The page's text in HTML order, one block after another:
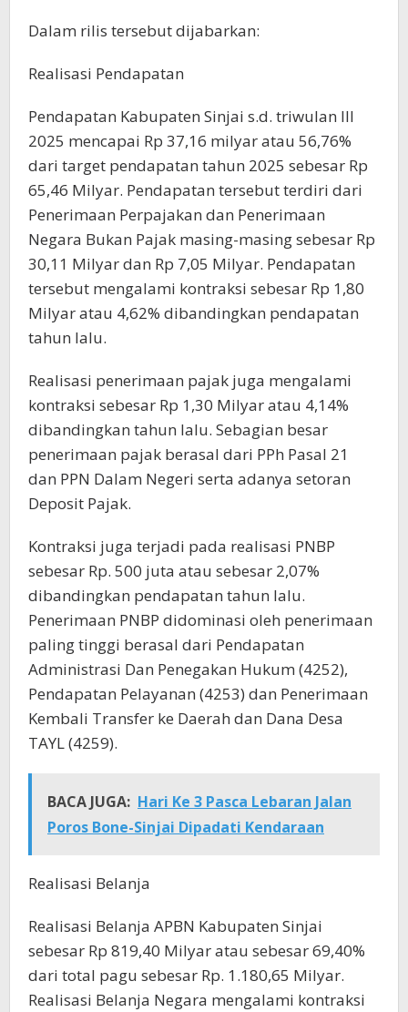
Dalam rilis tersebut dijabarkan:
Realisasi Pendapatan
Pendapatan Kabupaten Sinjai s.d. triwulan III
2025 mencapai Rp 37,16 milyar atau 56,76%
dari target pendapatan tahun 2025 sebesar Rp
65,46 Milyar. Pendapatan tersebut terdiri dari
Penerimaan Perpajakan dan Penerimaan
Negara Bukan Pajak masing-masing sebesar Rp
30,11 Milyar dan Rp 7,05 Milyar. Pendapatan
tersebut mengalami kontraksi sebesar Rp 1,80
Milyar atau 4,62% dibandingkan pendapatan
tahun lalu.
Realisasi penerimaan pajak juga mengalami
kontraksi sebesar Rp 1,30 Milyar atau 4,14%
dibandingkan tahun lalu. Sebagian besar
penerimaan pajak berasal dari PPh Pasal 21
dan PPN Dalam Negeri serta adanya setoran
Deposit Pajak.
Kontraksi juga terjadi pada realisasi PNBP
sebesar Rp. 500 juta atau sebesar 2,07%
dibandingkan pendapatan tahun lalu.
Penerimaan PNBP didominasi oleh penerimaan
paling tinggi berasal dari Pendapatan
Administrasi Dan Penegakan Hukum (4252),
Pendapatan Pelayanan (4253) dan Penerimaan
Kembali Transfer ke Daerah dan Dana Desa
TAYL (4259).
BACA JUGA: Hari Ke 3 Pasca Lebaran Jalan
Poros Bone-Sinjai Dipadati Kendaraan
Realisasi Belanja
Realisasi Belanja APBN Kabupaten Sinjai
sebesar Rp 819,40 Milyar atau sebesar 69,40%
dari total pagu sebesar Rp. 1.180,65 Milyar.
Realisasi Belanja Negara mengalami kontraksi